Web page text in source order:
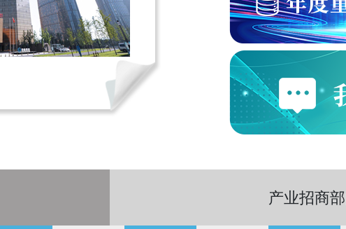
产业招商